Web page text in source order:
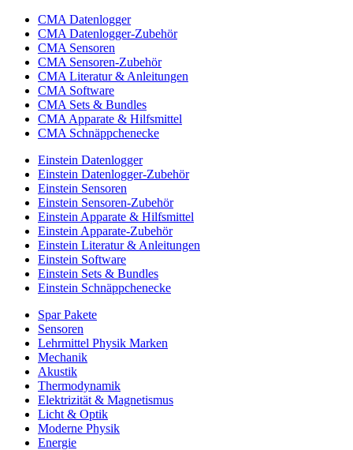
CMA Datenlogger
CMA Datenlogger-Zubehör
CMA Sensoren
CMA Sensoren-Zubehör
CMA Literatur & Anleitungen
CMA Software
CMA Sets & Bundles
CMA Apparate & Hilfsmittel
CMA Schnäppchenecke
Einstein Datenlogger
Einstein Datenlogger-Zubehör
Einstein Sensoren
Einstein Sensoren-Zubehör
Einstein Apparate & Hilfsmittel
Einstein Apparate-Zubehör
Einstein Literatur & Anleitungen
Einstein Software
Einstein Sets & Bundles
Einstein Schnäppchenecke
Spar Pakete
Sensoren
Lehrmittel Physik Marken
Mechanik
Akustik
Thermodynamik
Elektrizität & Magnetismus
Licht & Optik
Moderne Physik
Energie